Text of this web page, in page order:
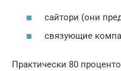
сайтори (они
связующие
Практически 80